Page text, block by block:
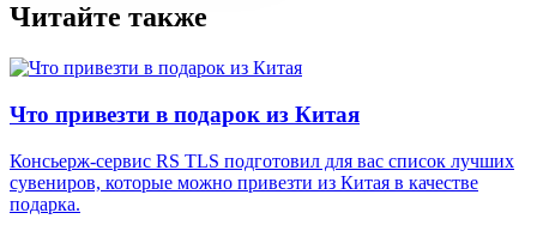
Читайте также
Что привезти в подарок из Китая
Консьерж-сервис RS TLS подготовил для вас список лучших
сувениров, которые можно привезти из Китая в качестве
подарка.